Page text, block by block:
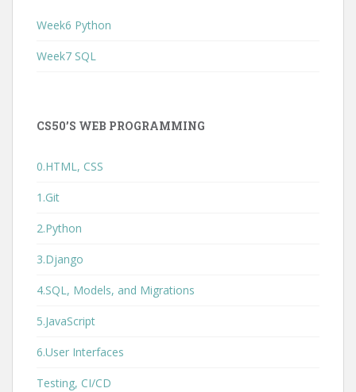
Week6 Python
Week7 SQL
CS50’S WEB PROGRAMMING
0.HTML, CSS
1.Git
2.Python
3.Django
4.SQL, Models, and Migrations
5.JavaScript
6.User Interfaces
Testing, CI/CD